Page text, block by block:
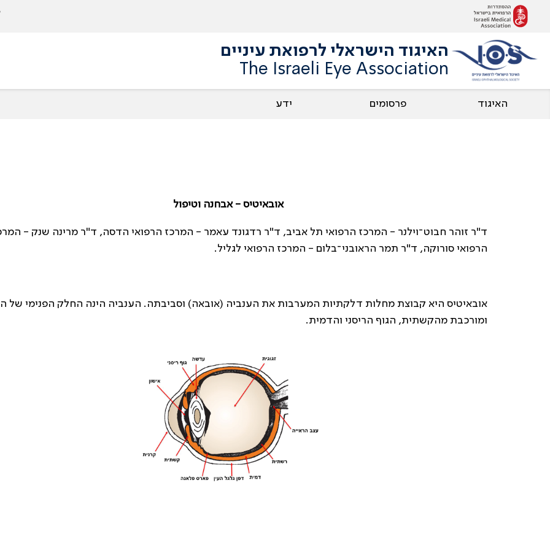
האיגוד הישראלי לרפואת עיניים
The Israeli Eye Association
האיגוד פרסומים ידע
אובאיטיס - אבחנה וטיפול
ד"ר זוהר חבוט־וילנר - המרכז הרפואי תל אביב, ד"ר רדגונד עאמר - המרכז הרפואי הדסה, ד"ר מרינה שנק -
הרפואי סורוקה, ד"ר תמר הראובני־בלום - המרכז הרפואי לגליל.
אובאיטיס היא קבוצת מחלות דלקתיות המערבות את הענביה (אובאה) וסביבתה. הענביה הינה החלק הפנימי של
ומורכבת מהקשתית, הגוף הריסני והדמית.